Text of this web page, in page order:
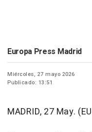
Europa Press Madrid
Miércoles, 27 mayo 2026
Publicado: 13:51
MADRID, 27 May.